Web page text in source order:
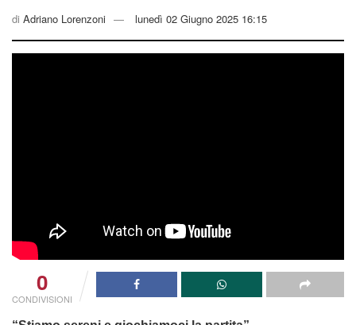
di Adriano Lorenzoni lunedì 02 Giugno 2025 16:15
0
CONDIVISIONI